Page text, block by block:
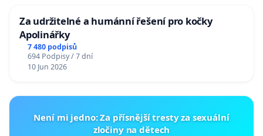
Za udržitelné a humánní řešení pro kočky
Apolinářky
7 480 podpisů
694 Podpisy / 7 dní
10 Jun 2026
Není mi jedno: Za přísnější tresty za sexuální
zločiny na dětech